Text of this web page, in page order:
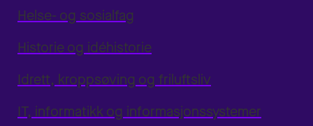
Helse- og sosialfag
Historie og idéhistorie
Idrett, kroppsøving og friluftsliv
IT, informatikk og informasjonssystemer